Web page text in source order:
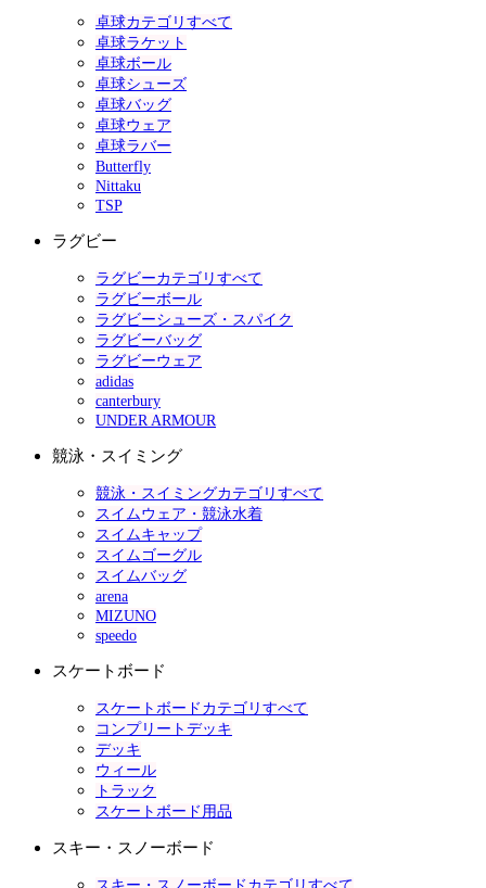
卓球カテゴリすべて
卓球ラケット
卓球ボール
卓球シューズ
卓球バッグ
卓球ウェア
卓球ラバー
Butterfly
Nittaku
TSP
ラグビー
ラグビーカテゴリすべて
ラグビーボール
ラグビーシューズ・スパイク
ラグビーバッグ
ラグビーウェア
adidas
canterbury
UNDER ARMOUR
競泳・スイミング
競泳・スイミングカテゴリすべて
スイムウェア・競泳水着
スイムキャップ
スイムゴーグル
スイムバッグ
arena
MIZUNO
speedo
スケートボード
スケートボードカテゴリすべて
コンプリートデッキ
デッキ
ウィール
トラック
スケートボード用品
スキー・スノーボード